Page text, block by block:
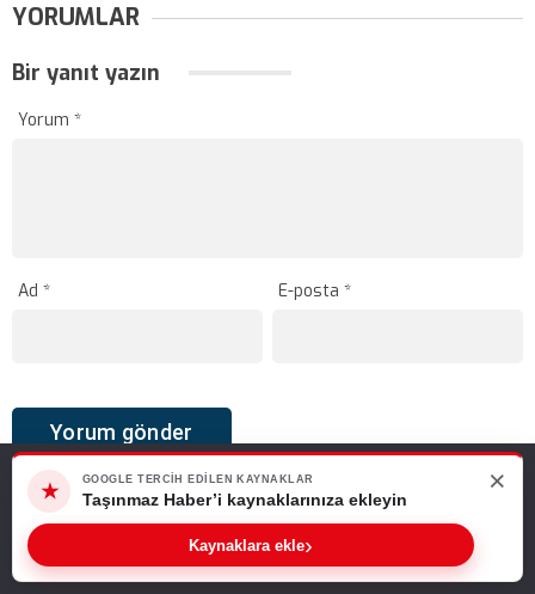
YORUMLAR
Bir yanıt yazın
Yorum *
Ad * E-posta*
Okullara 30 Bin Güvenlik Personeli Alımı Yapılacak! Başvurular İŞKUR Üzerinden Başlayacak
Web sitemizde size en iyi deneyimi sunabilmemiz için çerezleri
kullanıyoruz. Bu siteyi kullanmaya devam ederseniz, bunu kabul
ettiğinizi varsayarız.
Tamam
★
GOOGLE TERCIH EDILEN KAYNAKLAR
Taşınmaz Haber’i kaynaklarınıza ekleyin
Kaynaklara ekle›
×